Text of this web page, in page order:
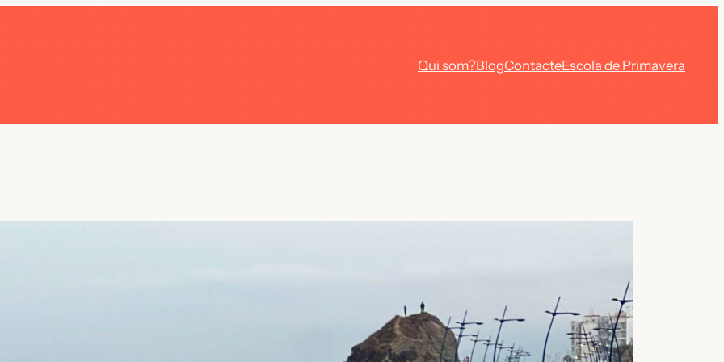
Qui som?BlogContacteEscola de Primavera